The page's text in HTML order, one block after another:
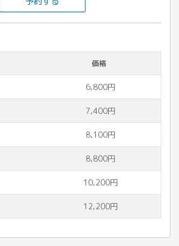
価格
6,800円
7,400円
8,100円
8,800円
10,200円
12,200円